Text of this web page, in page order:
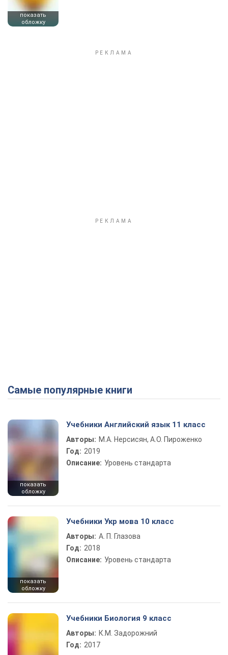
показать
обложку
Самые популярные книги
показать
обложку
Учебники Английский язык 11 класс
Авторы: М.А. Нерсисян, А.О. Пироженко
Год: 2019
Описание: Уровень стандарта
показать
обложку
Учебники Укр мова 10 класс
Авторы: А. П. Глазова
Год: 2018
Описание: Уровень стандарта
Учебники Биология 9 класс
Авторы: К.М. Задорожний
Год: 2017